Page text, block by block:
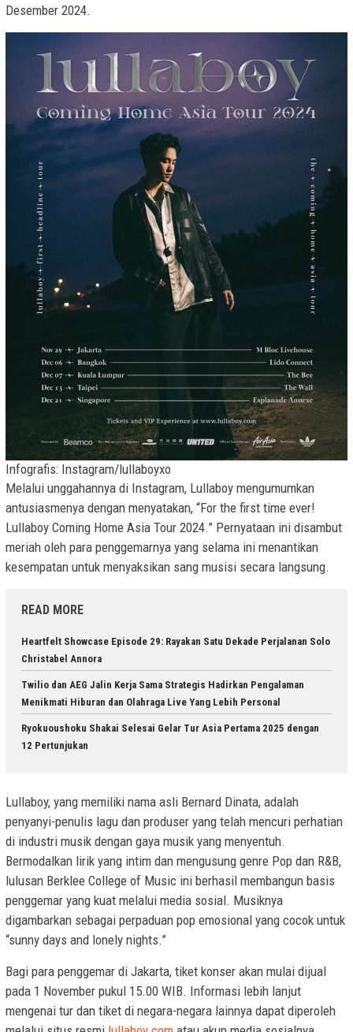
Desember 2024.
Infografis: Instagram/lullaboyxo
Melalui unggahannya di Instagram, Lullaboy mengumumkan
antusiasmenya dengan menyatakan, “For the first time ever!
Lullaboy Coming Home Asia Tour 2024.” Pernyataan ini disambut
meriah oleh para penggemarnya yang selama ini menantikan
kesempatan untuk menyaksikan sang musisi secara langsung.
READ MORE
Heartfelt Showcase Episode 29: Rayakan Satu Dekade Perjalanan Solo
Christabel Annora
Twilio dan AEG Jalin Kerja Sama Strategis Hadirkan Pengalaman
Menikmati Hiburan dan Olahraga Live Yang Lebih Personal
Ryokuoushoku Shakai Selesai Gelar Tur Asia Pertama 2025 dengan
12 Pertunjukan
Lullaboy, yang memiliki nama asli Bernard Dinata, adalah
penyanyi-penulis lagu dan produser yang telah mencuri perhatian
di industri musik dengan gaya musik yang menyentuh.
Bermodalkan lirik yang intim dan mengusung genre Pop dan R&B,
lulusan Berklee College of Music ini berhasil membangun basis
penggemar yang kuat melalui media sosial. Musiknya
digambarkan sebagai perpaduan pop emosional yang cocok untuk
“sunny days and lonely nights.”
Bagi para penggemar di Jakarta, tiket konser akan mulai dijual
pada 1 November pukul 15.00 WIB. Informasi lebih lanjut
mengenai tur dan tiket di negara-negara lainnya dapat diperoleh